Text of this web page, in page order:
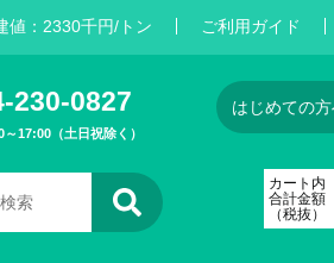
値： 2330千円/トン ご利用ガイド
230-0827
17:00（土日祝除く）
はじめての
カート内
合計金額
（税抜）